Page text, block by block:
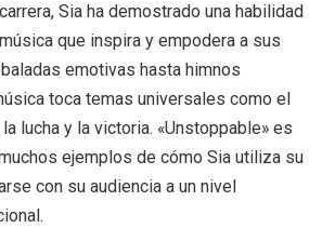
Sia ha demostrado una habilidad
que inspira y empodera a sus
emotivas hasta himnos
toca temas universales como el
lucha y la victoria. «Unstoppable» es
ejemplos de cómo Sia utiliza su
con su audiencia a un nivel